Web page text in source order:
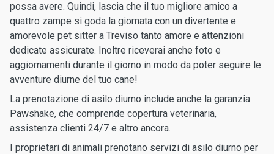
possa avere. Quindi, lascia che il tuo migliore amico a
quattro zampe si goda la giornata con un divertente e
amorevole pet sitter a Treviso tanto amore e attenzioni
dedicate assicurate. Inoltre riceverai anche foto e
aggiornamenti durante il giorno in modo da poter seguire le
avventure diurne del tuo cane!
La prenotazione di asilo diurno include anche la garanzia
Pawshake, che comprende copertura veterinaria,
assistenza clienti 24/7 e altro ancora.
I proprietari di animali prenotano servizi di asilo diurno per